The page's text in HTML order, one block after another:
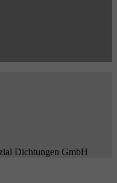
Dichtungen GmbH